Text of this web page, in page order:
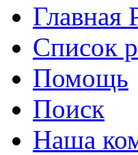
Главная
Список
Помощь
Поиск
Наша